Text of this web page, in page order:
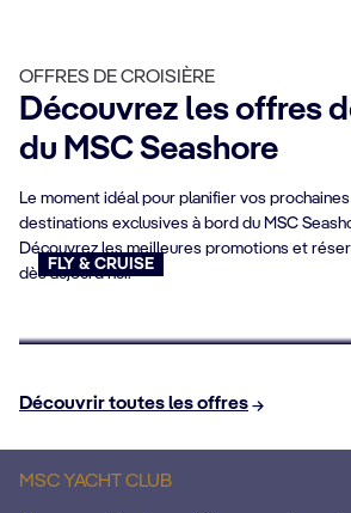
OFFRES DE CROISIÈRE
Découvrez les offres
du MSC Seashore
Le moment idéal pour planifier vos
destinations exclusives à bord du MSC
Découvrez les meilleures promotions et
dès aujourd’hui.
FLY & CRUISE
Découvrir toutes les offres
MSC YACHT CLUB
Boissons